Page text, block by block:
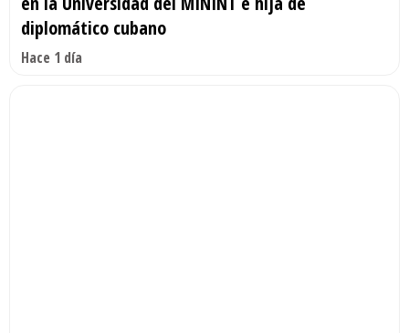
diplomático cubano
Hace 1 día